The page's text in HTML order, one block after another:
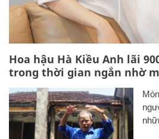
Hoa hậu Hà Kiều Anh lãi
trong thời gian ngắn nhờ